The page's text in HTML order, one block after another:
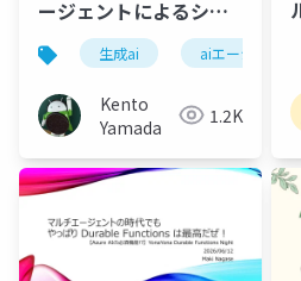
ージェントによるシス
テム運用の現実解
生成ai aiエージェント
Kento
Yamada
1.2K